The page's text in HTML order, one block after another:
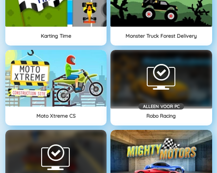
Karting Time Monster Truck Forest Delivery
Moto Xtreme CS
ALLEEN VOOR PC
Robo Racing